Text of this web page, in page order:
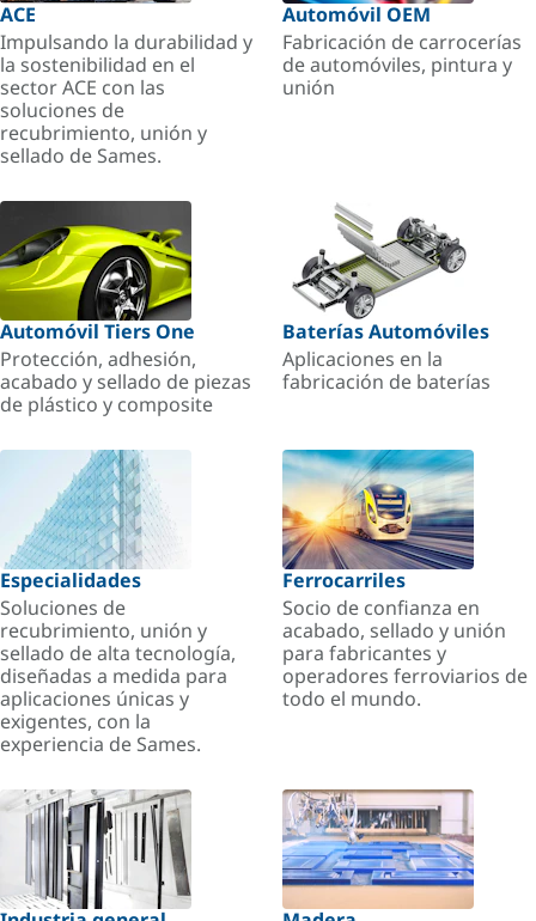
ACE
Impulsando la durabilidad y
la sostenibilidad en el
sector ACE con las
soluciones de
recubrimiento, unión y
sellado de Sames.
Automóvil OEM
Fabricación de carrocerías
de automóviles, pintura y
unión
Automóvil Tiers One
Protección, adhesión,
acabado y sellado de piezas
de plástico y composite
Baterías Automóviles
Aplicaciones en la
fabricación de baterías
Especialidades
Soluciones de
recubrimiento, unión y
sellado de alta tecnología,
diseñadas a medida para
aplicaciones únicas y
exigentes, con la
experiencia de Sames.
Ferrocarriles
Socio de confianza en
acabado, sellado y unión
para fabricantes y
operadores ferroviarios de
todo el mundo.